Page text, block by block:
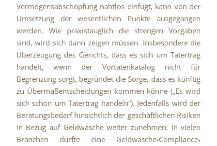
Vermögensabschöpfung nahtlos einfügt, kann von der
Umsetzung der wesentlichen Punkte ausgegangen
werden. Wie praxistauglich die strengen Vorgaben
sind, wird sich dann zeigen müssen. Insbesondere die
Überzeugung des Gerichts, dass es sich um Tatertrag
handelt, wenn der Vortatenkatalog nicht für
Begrenzung sorgt, begründet die Sorge, dass es künftig
zu Übermaßentscheidungen kommen könne („Es wird
sich schon um Tatertrag handeln“). Jedenfalls wird der
Beratungsbedarf hinsichtlich der geschäftlichen Risiken
in Bezug auf Geldwäsche weiter zunehmen. In vielen
Branchen dürfte eine Geldwäsche-Compliance-